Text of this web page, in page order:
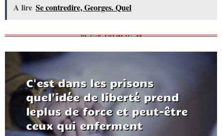
A lire Se contredire, Georges. Quel